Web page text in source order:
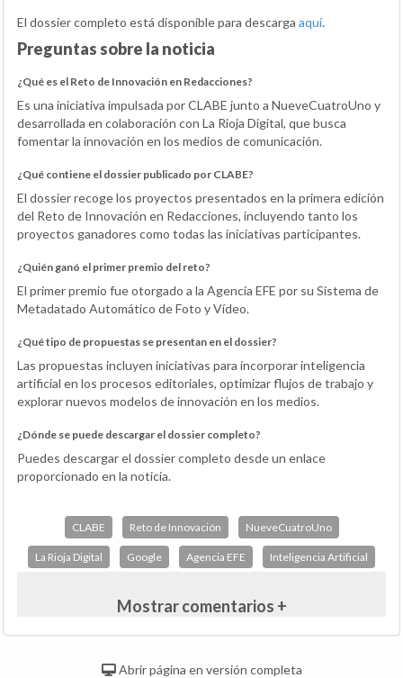
El dossier completo está disponible para descarga aquí.
Preguntas sobre la noticia
¿Qué es el Reto de Innovación en Redacciones?
Es una iniciativa impulsada por CLABE junto a NueveCuatroUno y
desarrollada en colaboración con La Rioja Digital, que busca
fomentar la innovación en los medios de comunicación.
¿Qué contiene el dossier publicado por CLABE?
El dossier recoge los proyectos presentados en la primera edición
del Reto de Innovación en Redacciones, incluyendo tanto los
proyectos ganadores como todas las iniciativas participantes.
¿Quién ganó el primer premio del reto?
El primer premio fue otorgado a la Agencia EFE por su Sistema de
Metadatado Automático de Foto y Vídeo.
¿Qué tipo de propuestas se presentan en el dossier?
Las propuestas incluyen iniciativas para incorporar inteligencia
artificial en los procesos editoriales, optimizar flujos de trabajo y
explorar nuevos modelos de innovación en los medios.
¿Dónde se puede descargar el dossier completo?
Puedes descargar el dossier completo desde un enlace
proporcionado en la noticia.
CLABE Reto de Innovación NueveCuatroUno
La Rioja Digital Google Agencia EFE Inteligencia Artificial
Mostrar comentarios +
Abrir página en versión completa